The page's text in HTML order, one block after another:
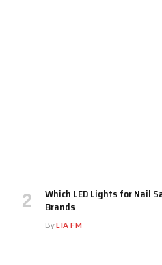
Which LED Lights for Nail
Brands
ByLIA FM